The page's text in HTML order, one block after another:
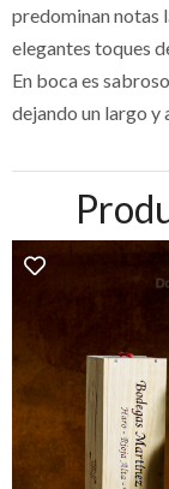
predominan notas
elegantes toques
En boca es
dejando un largo